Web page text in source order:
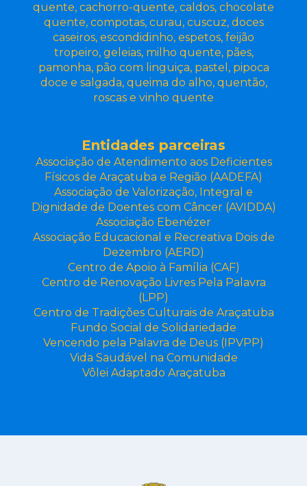
quente, cachorro-quente, caldos, chocolate
quente, compotas, curau, cuscuz, doces
caseiros, escondidinho, espetos, feijão
tropeiro, geleias, milho quente, pães,
pamonha, pão com linguiça, pastel, pipoca
doce e salgada, queima do alho, quentão,
roscas e vinho quente
Entidades parceiras
Associação de Atendimento aos Deficientes
Físicos de Araçatuba e Região (AADEFA)
Associação de Valorização, Integral e
Dignidade de Doentes com Câncer (AVIDDA)
Associação Ebenézer
Associação Educacional e Recreativa Dois de
Dezembro (AERD)
Centro de Apoio à Família (CAF)
Centro de Renovação Livres Pela Palavra
(LPP)
Centro de Tradições Culturais de Araçatuba
Fundo Social de Solidariedade
Vencendo pela Palavra de Deus (IPVPP)
Vida Saudável na Comunidade
Vôlei Adaptado Araçatuba